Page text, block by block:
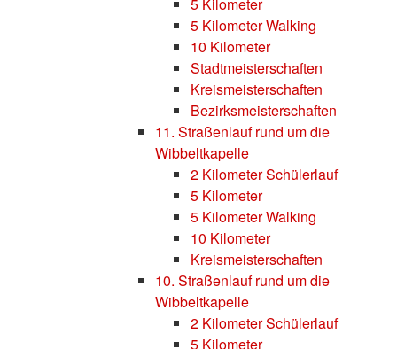
5 Kilometer Walking
10 Kilometer
Stadtmeisterschaften
Kreismeisterschaften
Bezirksmeisterschaften
11. Straßenlauf rund um die
Wibbeltkapelle
2 Kilometer Schülerlauf
5 Kilometer
5 Kilometer Walking
10 Kilometer
Kreismeisterschaften
10. Straßenlauf rund um die
Wibbeltkapelle
2 Kilometer Schülerlauf
5 Kilometer